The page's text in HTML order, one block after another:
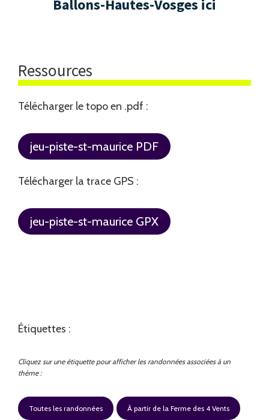
Ballons-Hautes-Vosges ici
Ressources
Télécharger le topo en .pdf :
jeu-piste-st-maurice PDF
Télécharger la trace GPS :
jeu-piste-st-maurice GPX
Étiquettes :
Cliquez sur une étiquette pour afficher les randonnées associées à un
thème :
Toutes les randonnées À partir de la Ferme des 4 Vents